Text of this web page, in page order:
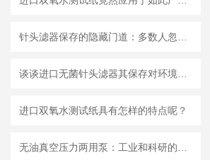
进口双氧水测试纸具有怎样的特点呢？